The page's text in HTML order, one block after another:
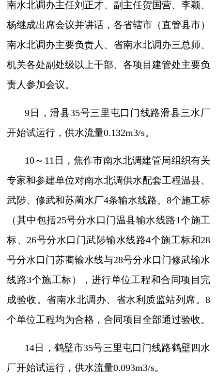
南水北调办主任刘正才、副主任贺国营、李颖、
杨继成出席会议并讲话，各省辖市（直管县市）
南水北调办主要负责人、省南水北调办三总师、
机关各处副处级以上干部、各项目建管处主要负
责人参加会议。
9 日，滑县35号三里屯口门线路滑县三水厂
开始试运行，供水流量0.132m3/s。
10～ 11 日，焦作市南水北调建管局组织有关
专家和参建单位对南水北调供水配套工程温县、
武陟、修武和苏蔺水厂4条输水线路、 8个施工标
（其中包括25号分水口门温县输水线路1个施工
标、 26号分水口门武陟输水线路4个施工标和28
号分水口门苏蔺输水线与28号分水口门修武输水
线路3个施工标），进行单位工程和合同项目完
成验收。省南水北调办、省水利质监站列席。 8
个单位工程均为合格，合同项目全部通过验收。
14日，鹤壁市35号三里屯口门线路鹤壁四水
厂开始试运行，供水流量0.093m3/s。